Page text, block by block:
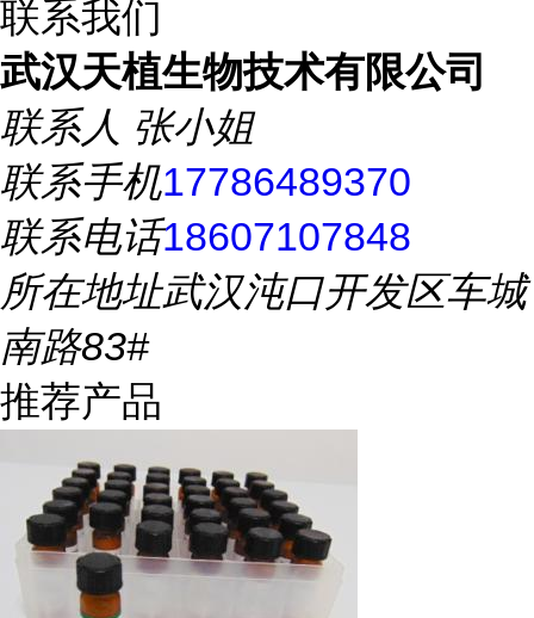
联系我们
武汉天植生物技术有限公司
联系人 张小姐
联系手机17786489370
联系电话18607107848
所在地址武汉沌口开发区车城
南路83#
推荐产品